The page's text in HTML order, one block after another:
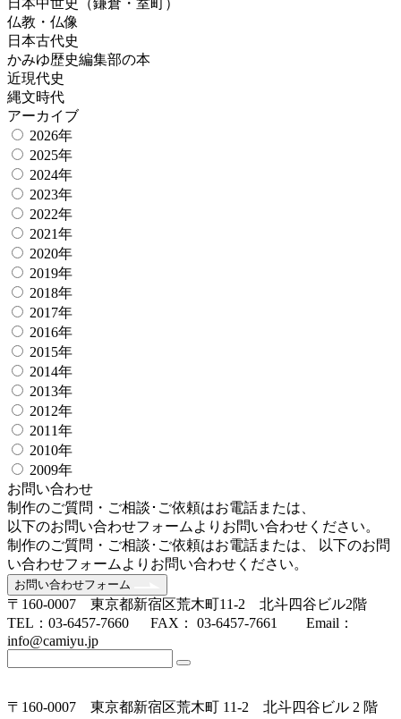
仏教・仏像
日本古代史
かみゆ歴史編集部の本
近現代史
縄文時代
アーカイブ
2026年
2025年
2024年
2023年
2022年
2021年
2020年
2019年
2018年
2017年
2016年
2015年
2014年
2013年
2012年
2011年
2010年
2009年
お問い合わせ
制作のご質問・ご相談･ご依頼はお電話または、
以下のお問い合わせフォームよりお問い合わせください。
制作のご質問・ご相談･ご依頼はお電話または、 以下のお問
い合わせフォームよりお問い合わせください。
お問い合わせフォーム
〒160-0007 東京都新宿区荒木町11-2 北斗四谷ビル2階
TEL：03-6457-7660 FAX： 03-6457-7661 Email：
info@camiyu.jp
〒160-0007 東京都新宿区荒木町 11-2 北斗四谷ビル 2 階